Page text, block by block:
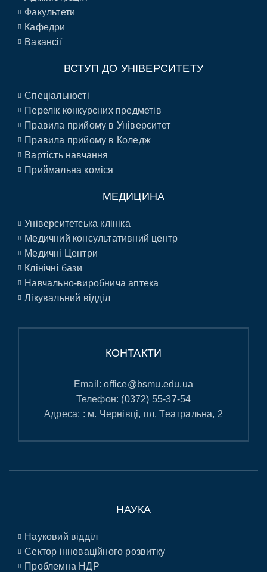
Факультети
Кафедри
Вакансії
ВСТУП ДО УНІВЕРСИТЕТУ
Спеціальності
Перелік конкурсних предметів
Правила прийому в Університет
Правила прийому в Коледж
Вартість навчання
Приймальна коміся
МЕДИЦИНА
Університетська клініка
Медичний консультативний центр
Медичні Центри
Клінічні бази
Навчально-виробнича аптека
Лікувальний відділ
КОНТАКТИ
Email:office@bsmu.edu.ua
Телефон: (0372) 55-37-54
Адреса: : м. Чернівці, пл. Театральна, 2
НАУКА
Науковий відділ
Сектор інноваційного розвитку
Проблемна НДР